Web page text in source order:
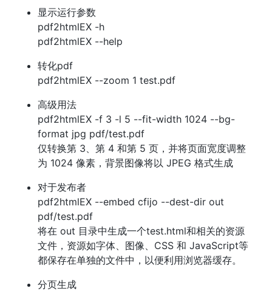
显示运行参数
pdf2htmlEX -h
pdf2htmlEX --help
转化pdf
pdf2htmlEX --zoom 1 test.pdf
高级用法
pdf2htmlEX -f 3 -l 5 --fit-width 1024 --bg-
format jpg pdf/test.pdf
仅转换第 3、第 4 和第 5 页，并将页面宽度调整
为 1024 像素，背景图像将以 JPEG 格式生成
对于发布者
pdf2htmlEX --embed cfijo --dest-dir out
pdf/test.pdf
将在 out 目录中生成一个test.html和相关的资源
文件，资源如字体、图像、CSS 和 JavaScript等
都保存在单独的文件中，以便利用浏览器缓存。
分页生成